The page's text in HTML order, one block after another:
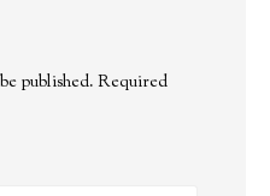
published. Required